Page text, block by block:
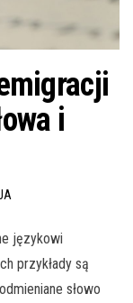
i
językowi
przykłady są
słowo